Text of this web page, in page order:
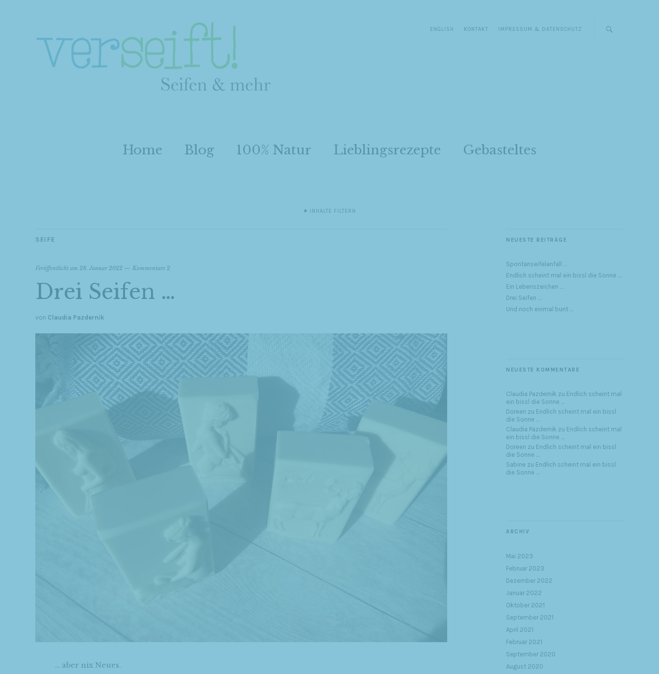
ENGLISH KONTAKT IMPRESSUM & DATENSCHUTZ
Home Blog 100% Natur Lieblingsrezepte Gebasteltes
INHALTE FILTERN
SEIFE
Veröffentlicht am 28. Januar 2022 Kommentare 2
Drei Seifen …
von Claudia Pazdernik
… aber nix Neues.
NEUESTE BEITRÄGE
Spontanseifelanfall …
Endlich scheint mal ein bissl die Sonne …
Ein Lebenszeichen …
Drei Seifen …
Und noch einmal bunt …
NEUESTE KOMMENTARE
Claudia Pazdernik zu Endlich scheint mal
ein bissl die Sonne …
Doreen zu Endlich scheint mal ein bissl
die Sonne …
Claudia Pazdernik zu Endlich scheint mal
ein bissl die Sonne …
Doreen zu Endlich scheint mal ein bissl
die Sonne …
Sabine zu Endlich scheint mal ein bissl
die Sonne …
ARCHIV
Mai 2023
Februar 2023
Dezember 2022
Januar 2022
Oktober 2021
September 2021
April 2021
Februar 2021
September 2020
August 2020